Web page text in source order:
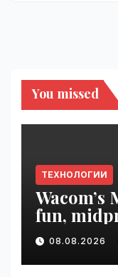
You missed
ТЕХНОЛОГИИ
Wacom’s
fun,
digital
08.08.2026